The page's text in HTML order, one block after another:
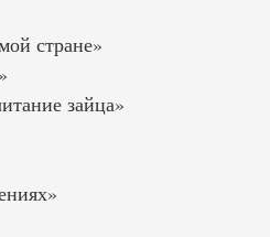
стране»
зайца»